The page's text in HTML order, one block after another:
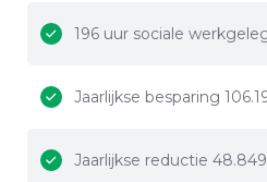
196 uur sociale
Jaarlijkse besparing
Jaarlijkse reductie